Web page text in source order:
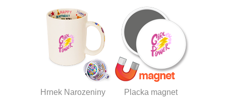
Hrnek Narozeniny Placka magnet